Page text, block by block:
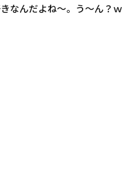
なんだよね〜。う〜ん